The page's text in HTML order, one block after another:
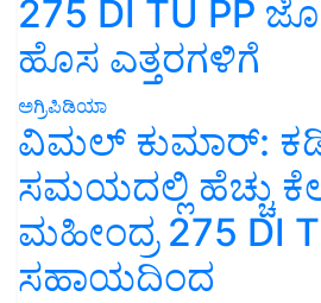
275 DI TU PP
ಹೊಸ ಎತ್ತರಗಳಿಗೆ
ಅಗ್ರಿಪಿಡಿಯಾ
ವಿಮಲ್ ಕುಮಾರ್:
ಸಮಯದಲ್ಲಿ ಹೆಚ್ಚು
ಮಹೀಂದ್ರ 275 DI
ಸಹಾಯದಿಂದ